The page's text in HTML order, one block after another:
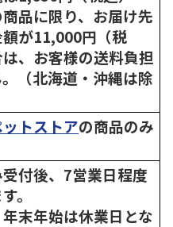
品に限り、お届け先
が11,000円（税
、お客様の送料負担
（北海道・沖縄は除
トストアの商品のみ
付後、7営業日程度
。
末年始は休業日とな